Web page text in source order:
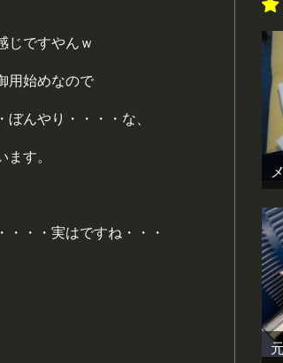
じですやんｗ
用始めなので
ぼんやり・・・・な、
ます。
・・・実はですね・・・